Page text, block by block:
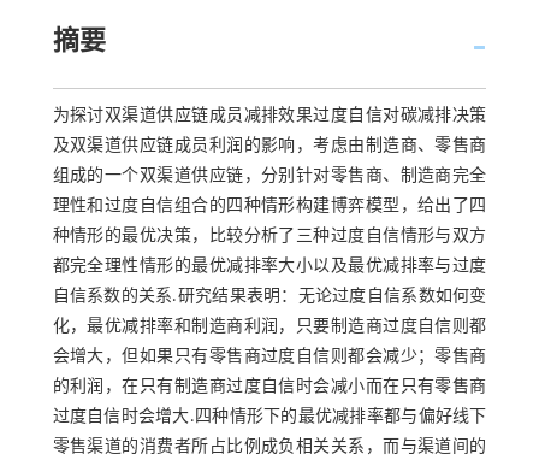
摘要
为探讨双渠道供应链成员减排效果过度自信对碳减排决策
及双渠道供应链成员利润的影响，考虑由制造商、零售商
组成的一个双渠道供应链，分别针对零售商、制造商完全
理性和过度自信组合的四种情形构建博弈模型，给出了四
种情形的最优决策，比较分析了三种过度自信情形与双方
都完全理性情形的最优减排率大小以及最优减排率与过度
自信系数的关系.研究结果表明：无论过度自信系数如何变
化，最优减排率和制造商利润，只要制造商过度自信则都
会增大，但如果只有零售商过度自信则都会减少；零售商
的利润，在只有制造商过度自信时会减小而在只有零售商
过度自信时会增大.四种情形下的最优减排率都与偏好线下
零售渠道的消费者所占比例成负相关关系，而与渠道间的